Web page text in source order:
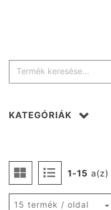
1-15 a(z)
15 termék / oldal
KATEGÓRIÁK